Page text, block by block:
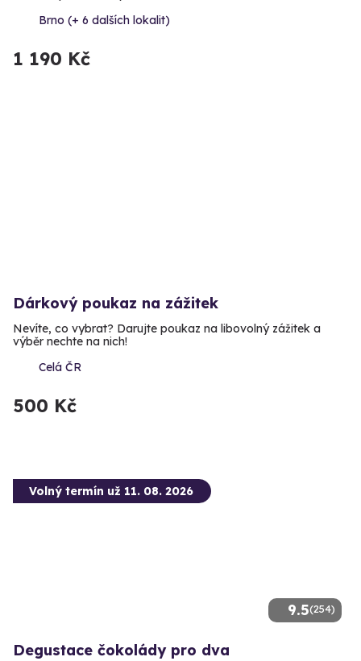
Brno (+ 6 dalších lokalit)
1 190 Kč
Dárkový poukaz na zážitek
Nevíte, co vybrat? Darujte poukaz na libovolný zážitek a
výběr nechte na nich!
Celá ČR
500 Kč
9.5(254)
Volný termín už 11. 08. 2026
Degustace čokolády pro dva